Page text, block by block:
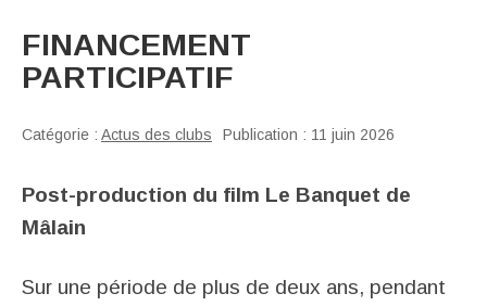
FINANCEMENT
PARTICIPATIF
Catégorie : Actus des clubs Publication : 11 juin 2026
Post-production du film Le Banquet de
Mâlain
Sur une période de plus de deux ans, pendant